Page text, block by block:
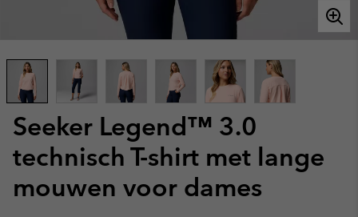
Seeker Legend™ 3.0
technisch T-shirt met lange
mouwen voor dames